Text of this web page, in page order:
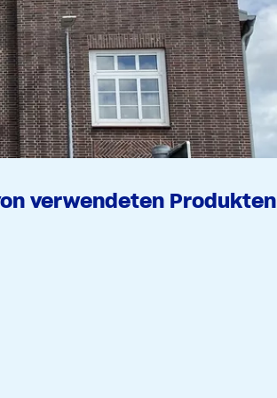
verwendeten Produkten